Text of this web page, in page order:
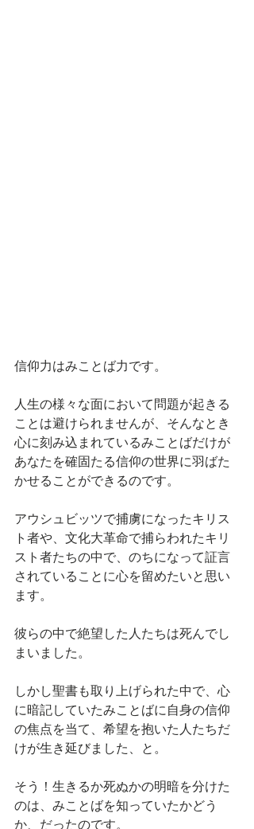
信仰力はみことば力です。
人生の様々な面において問題が起きる
ことは避けられませんが、そんなとき
心に刻み込まれているみことばだけが
あなたを確固たる信仰の世界に羽ばた
かせることができるのです。
アウシュビッツで捕虜になったキリス
ト者や、文化大革命で捕らわれたキリ
スト者たちの中で、のちになって証言
されていることに心を留めたいと思い
ます。
彼らの中で絶望した人たちは死んでし
まいました。
しかし聖書も取り上げられた中で、心
に暗記していたみことばに自身の信仰
の焦点を当て、希望を抱いた人たちだ
けが生き延びました、と。
そう！生きるか死ぬかの明暗を分けた
のは、みことばを知っていたかどう
か、だったのです。